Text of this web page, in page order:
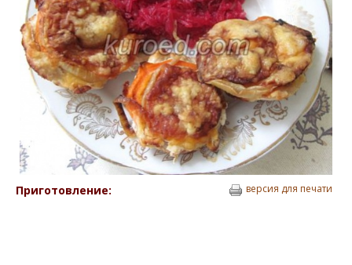
Приготовление: версия для печати